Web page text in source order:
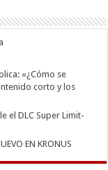
«¿Cómo se
corto y los
el DLC Super Limit-
EN KRONUS